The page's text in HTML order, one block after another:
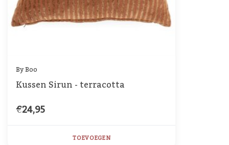
By Boo
Kussen Sirun - terracotta
€24,95
TOEVOEGEN